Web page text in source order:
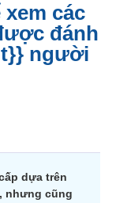
xem các
đánh
người
dựa trên
nhưng cũng